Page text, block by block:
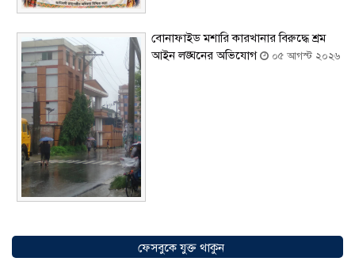
বোনাফাইড মশারি কারখানার বিরুদ্ধে শ্রম
আইন লঙ্ঘনের অভিযোগ
০৫ আগস্ট ২০২৬
অগ্রযাত্রায় নতুন অধ্যায়, উদ্বোধন হলো ‘শিফা
মোহাম্মদিয়া ফিশারিজ’
০৫ আগস্ট ২০২৬
ফেসবুকে যুক্ত থাকুন